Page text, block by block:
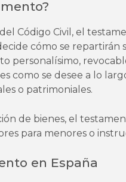
Código Civil, el
cómo se repartirán
personalísimo,
como se desee a lo
o patrimoniales.
de bienes, el
para menores o
en España